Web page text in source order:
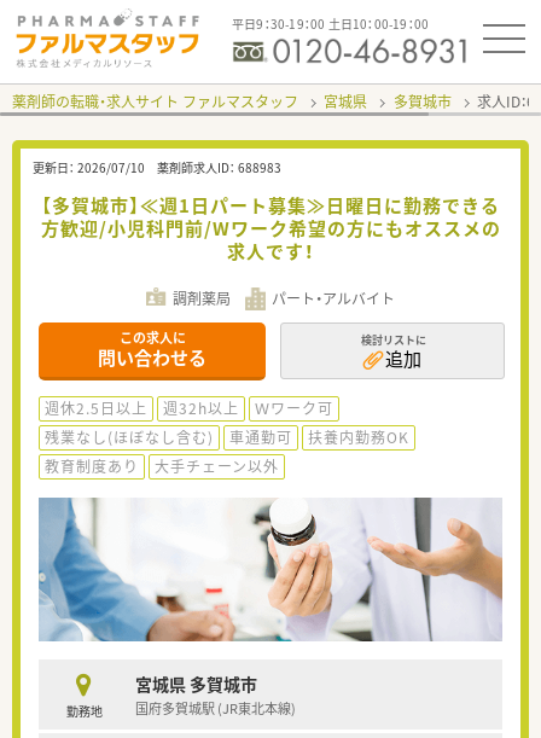
平日9：30-19：00 土日10：00-19：00
薬剤師の転職・求人サイト ファルマスタッフ 宮城県 多賀城市 求人ID：
更新日： 2026/07/10 薬剤師求人ID： 688983
【多賀城市】≪週1日パート募集≫日曜日に勤務できる
方歓迎/小児科門前/Wワーク希望の方にもオススメの
求人です！
調剤薬局 パート・アルバイト
この求人に
問い合わせる
検討リストに
追加
週休2.5日以上 週32h以上
Ｗワーク可
残業なし(ほぼなし含む)
車通勤可
扶養内勤務OK
教育制度あり
大手チェーン以外
勤務地
宮城県 多賀城市
国府多賀城駅 (JR東北本線)